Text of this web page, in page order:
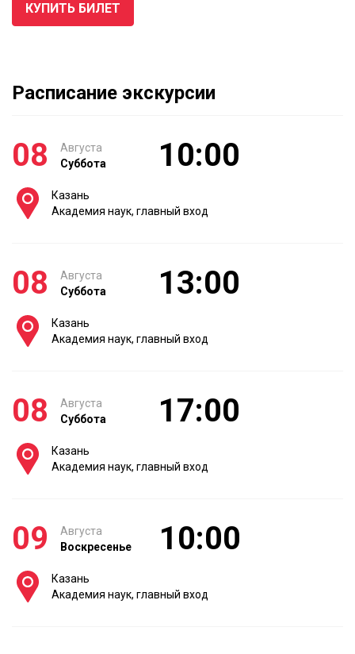
КУПИТЬ БИЛЕТ
Расписание экскурсии
08
Августа
Суббота
10:00
Казань
Академия наук, главный вход
08
Августа
Суббота
13:00
Казань
Академия наук, главный вход
08
Августа
Суббота
17:00
Казань
Академия наук, главный вход
09
Августа
Воскресенье
10:00
Казань
Академия наук, главный вход